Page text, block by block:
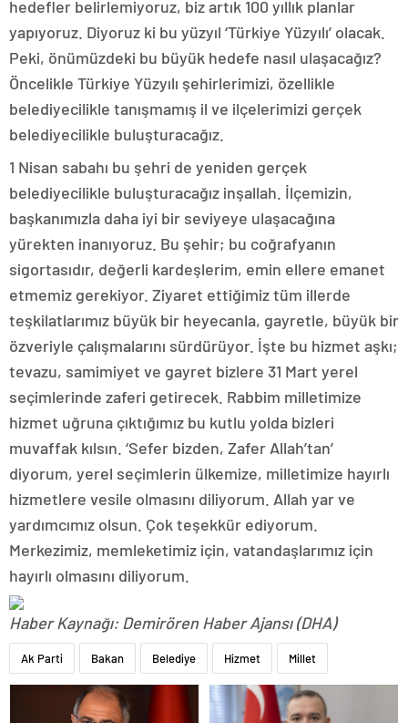
hedefler belirlemiyoruz, biz artık 100 yıllık planlar
yapıyoruz. Diyoruz ki bu yüzyıl ‘Türkiye Yüzyılı’ olacak.
Peki, önümüzdeki bu büyük hedefe nasıl ulaşacağız?
Öncelikle Türkiye Yüzyılı şehirlerimizi, özellikle
belediyecilikle tanışmamış il ve ilçelerimizi gerçek
belediyecilikle buluşturacağız.
1 Nisan sabahı bu şehri de yeniden gerçek
belediyecilikle buluşturacağız inşallah. İlçemizin,
başkanımızla daha iyi bir seviyeye ulaşacağına
yürekten inanıyoruz. Bu şehir; bu coğrafyanın
sigortasıdır, değerli kardeşlerim, emin ellere emanet
etmemiz gerekiyor. Ziyaret ettiğimiz tüm illerde
teşkilatlarımız büyük bir heyecanla, gayretle, büyük bir
özveriyle çalışmalarını sürdürüyor. İşte bu hizmet aşkı;
tevazu, samimiyet ve gayret bizlere 31 Mart yerel
seçimlerinde zaferi getirecek. Rabbim milletimize
hizmet uğruna çıktığımız bu kutlu yolda bizleri
muvaffak kılsın. ‘Sefer bizden, Zafer Allah’tan’
diyorum, yerel seçimlerin ülkemize, milletimize hayırlı
hizmetlere vesile olmasını diliyorum. Allah yar ve
yardımcımız olsun. Çok teşekkür ediyorum.
Merkezimiz, memleketimiz için, vatandaşlarımız için
hayırlı olmasını diliyorum.
Haber Kaynağı: Demirören Haber Ajansı (DHA)
Ak Parti Bakan Belediye Hizmet Millet